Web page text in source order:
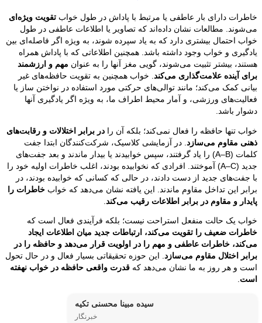
خاطرات دارای بار عاطفی یا مرتبط با پاداش در طول خواب تقویت ویژه‌ای
می‌شوند. مطالعات نشان داده‌اند که تصاویر یا اطلاعات عاطفی در طول
خواب احتمال بیشتری دارد که به یاد سپرده شوند، به ویژه اگر فاصله‌ای بین
یادگیری و خواب وجود داشته باشد. همچنین اطلاعاتی که با پاداش همراه
هستند، بیشتر تثبیت می‌شوند، گویی مغز آنها را به عنوان مهم و ارزشمند
برای آینده علامت‌گذاری می‌کند . خواب همچنین به تقویت حافظه‌های غیر
بیانی کمک می‌کند؛ مانند توالی‌های حرکتی مورد استفاده در نواختن ساز یا
فعالیت‌های ورزشی، و آمار محیط اطراف ما، به ویژه اگر یادگیری آنها
دشوار باشد.
خواب تنها حافظه را فعال نمی‌کند؛ بلکه آن را در برابر اختلالات و رقابت‌های
ذهنی مقاوم می‌سازد . در آزمایشی کلاسیک، شرکت‌کنندگان ابتدا جفت
کلمات (A–B) را یاد گرفتند، سپس خوابیدند یا بیدار ماندند و بعد جفت‌های
جدید (A–C) آموختند. افرادی که نخوابیده بودند، اغلب خاطرات اولیه خود را
با جفت‌های جدید از دست دادند، در حالی که کسانی که خوابیده بودند، در
برابر این تداخل مقاوم ماندند. این یافته نشان می‌دهد که خواب خاطرات را
پایدار و مقاوم در برابر اطلاعات رقیب می‌کند
خواب یک حالت منفعل استراحت نیست؛ بلکه فرآیندی فعال است که
خاطرات ضعیف را تقویت می‌کند، ارتباطات جدید میان اطلاعات ایجاد
می‌کند، خاطرات عاطفی و مهم را در اولویت قرار می‌دهد و حافظه را در
برابر اختلال مقاوم می‌سازد. این حوزه تحقیقاتی بسیار فعال و در حال تحول
است و هر روز به ما نشان می‌دهد که قدرت واقعی حافظه در خواب نهفته
است.
سیده مبینا محسنی تکیه
خبرنگار